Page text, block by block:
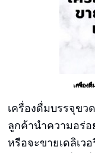
เครื่อง
เครื่องดื่มบรรจุขว
ลูกค้านำความอร่
หรือจะขายเดลิเ